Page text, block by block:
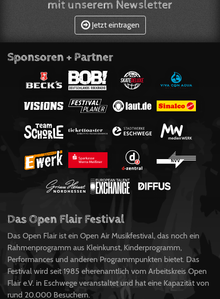
mit unserem Newsletter
Jetzt eintragen
Sponsoren + Partner
Das Open Flair Festival
Das Open Flair ist ein Open Air Musikfestival, das noch ein
Rahmenprogramm aus Kleinkunst, Kinderprogramm,
Performances und anderen Programmpunkten bietet. Das
Festival wird seit 1985 eherenamtlich vom Arbeitskreis Open
Flair e.V. in Eschwege veranstaltet und hat eine Kapazität von
rund 20.000 Besuchern.